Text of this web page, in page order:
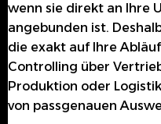
wenn sie direkt an Ihre
angebunden ist.
die exakt auf Ihre
Controlling über
Produktion oder
von passgenauen